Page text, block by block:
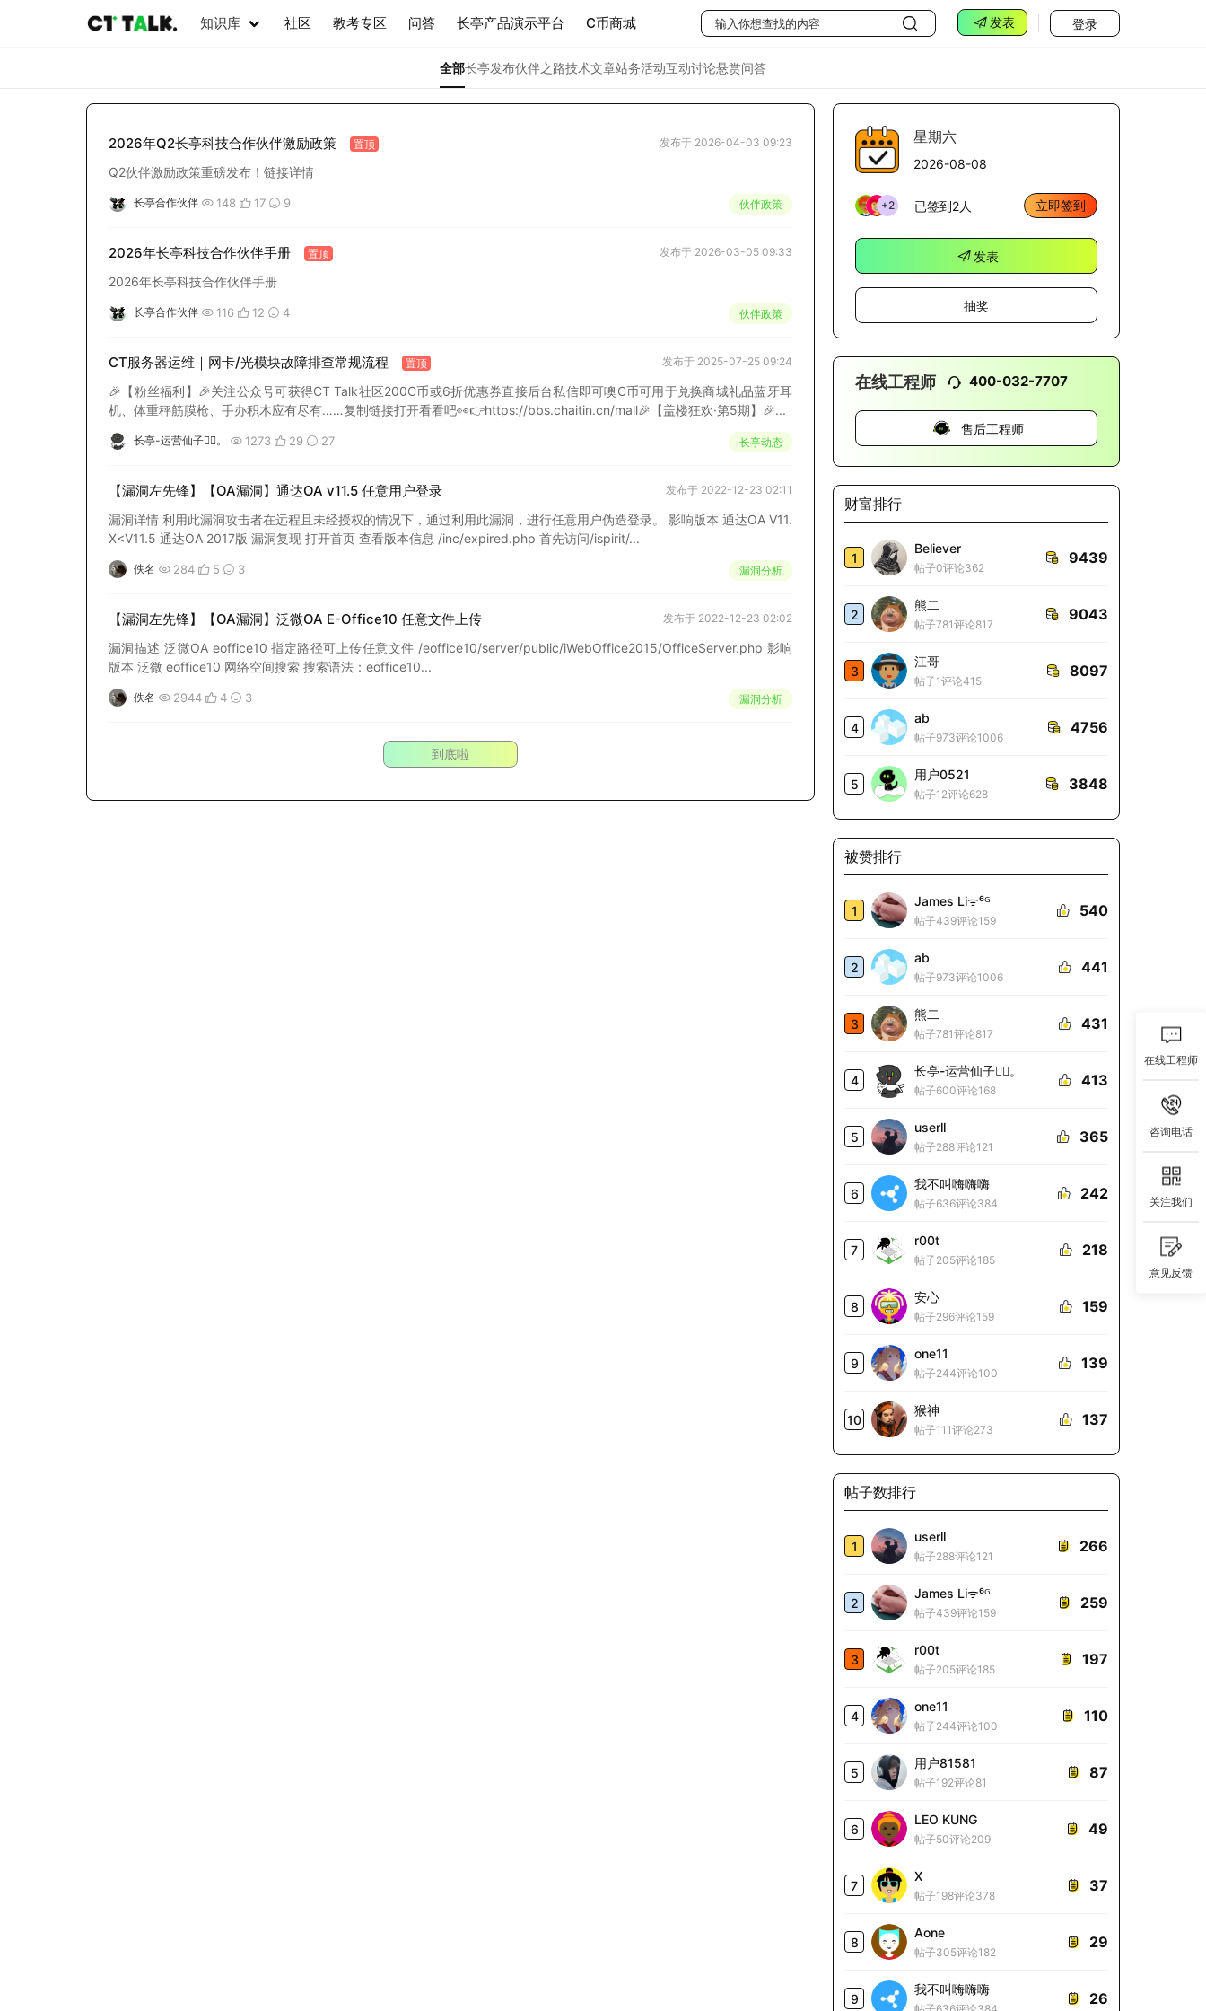
知识库 社区 教考专区 问答 长亭产品演示平台 C币商城 发表 登录
全部长亭发布伙伴之路技术文章站务活动互动讨论悬赏问答
2026年Q2长亭科技合作伙伴激励政策 置顶 发布于 2026-04-03 09:23
Q2伙伴激励政策重磅发布！链接详情
长亭合作伙伴 148 17 9 伙伴政策
2026年长亭科技合作伙伴手册 置顶 发布于 2026-03-05 09:33
2026年长亭科技合作伙伴手册
长亭合作伙伴 116 12 4 伙伴政策
CT服务器运维｜网卡/光模块故障排查常规流程 置顶 发布于 2025-07-25 09:24
🎉【粉丝福利】🎉关注公众号可获得CT Talk社区200C币或6折优惠券直接后台私信即可噢C币可用于兑换商城礼品蓝牙耳
机、体重秤筋膜枪、手办积木应有尽有……复制链接打开看看吧👀👉https://bbs.chaitin.cn/mall🎉【盖楼狂欢·第5期】🎉...
长亭-运营仙子🧚‍♀️。 1273 29 27 长亭动态
【漏洞左先锋】【OA漏洞】通达OA v11.5 任意用户登录 发布于 2022-12-23 02:11
漏洞详情 利用此漏洞攻击者在远程且未经授权的情况下，通过利用此漏洞，进行任意用户伪造登录。 影响版本 通达OA V11.
X<V11.5 通达OA 2017版 漏洞复现 打开首页 查看版本信息 /inc/expired.php 首先访问/ispirit/...
佚名 284 5 3 漏洞分析
【漏洞左先锋】【OA漏洞】泛微OA E-Office10 任意文件上传 发布于 2022-12-23 02:02
漏洞描述 泛微OA eoffice10 指定路径可上传任意文件 /eoffice10/server/public/iWebOffice2015/OfficeServer.php 影响
版本 泛微 eoffice10 网络空间搜索 搜索语法：eoffice10...
佚名 2944 4 3 漏洞分析
到底啦
星期六
2026-08-08
+2 已签到2人 立即签到
发表
抽奖
在线工程师 400-032-7707
售后工程师
财富排行
1
Believer
帖子0评论362
9439
2
熊二
帖子781评论817
9043
3
江哥
帖子1评论415
8097
4
ab
帖子973评论1006
4756
5
用户0521
帖子12评论628
3848
被赞排行
1
James Liᯤ⁶ᴳ
帖子439评论159
540
2
ab
帖子973评论1006
441
3
熊二
帖子781评论817
431
4
长亭-运营仙子🧚‍♀️。
帖子600评论168
413
5
userll
帖子288评论121
365
6
我不叫嗨嗨嗨
帖子636评论384
242
7
r00t
帖子205评论185
218
8
安心
帖子296评论159
159
9
one11
帖子244评论100
139
10
猴神
帖子111评论273
137
帖子数排行
1
userll
帖子288评论121
266
2
James Liᯤ⁶ᴳ
帖子439评论159
259
3
r00t
帖子205评论185
197
4
one11
帖子244评论100
110
5
用户81581
帖子192评论81
87
6
LEO KUNG
帖子50评论209
49
7
X
帖子198评论378
37
8
Aone
帖子305评论182
29
9
我不叫嗨嗨嗨
26
在线工程师
咨询电话
关注我们
意见反馈